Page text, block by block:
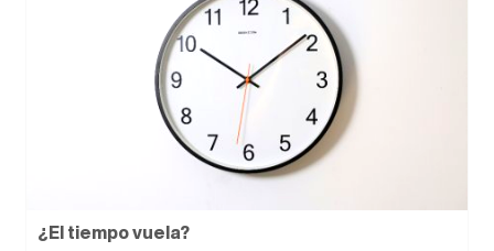
¿El tiempo vuela?